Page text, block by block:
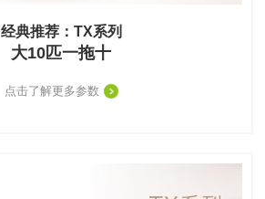
经典推荐：TX系列
大10匹一拖十
点击了解更多参数